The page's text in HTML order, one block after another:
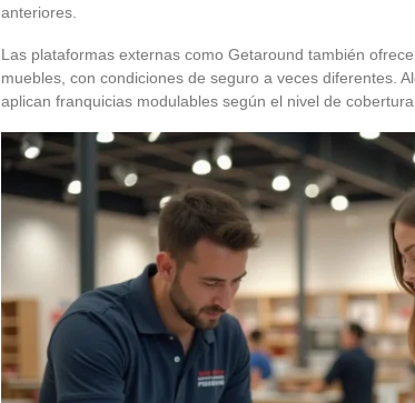
anteriores.
Las plataformas externas como Getaround también
muebles, con condiciones de seguro a veces diferentes.
aplican franquicias modulables según el nivel de